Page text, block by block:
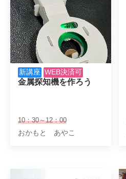
新講座 WEB決済可
金属探知機を作ろう
10：30～12：00
おかもと あやこ